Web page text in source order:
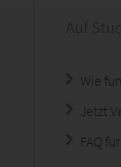
Wie
Jetzt
FAQ